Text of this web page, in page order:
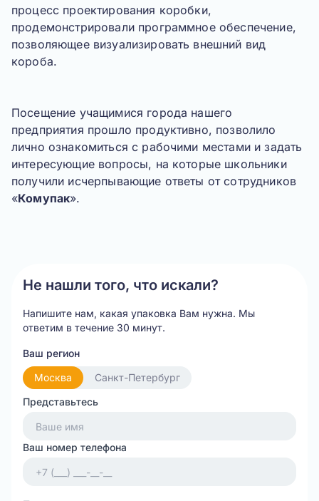
процесс проектирования коробки,
продемонстрировали программное обеспечение,
позволяющее визуализировать внешний вид
короба.
Посещение учащимися города нашего
предприятия прошло продуктивно, позволило
лично ознакомиться с рабочими местами и задать
интересующие вопросы, на которые школьники
получили исчерпывающие ответы от сотрудников
«Комупак».
Не нашли того, что искали?
Напишите нам, какая упаковка Вам нужна. Мы
ответим в течение 30 минут.
Ваш регион
Москва
Санкт-Петербург
Представьтесь
Ваш номер телефона